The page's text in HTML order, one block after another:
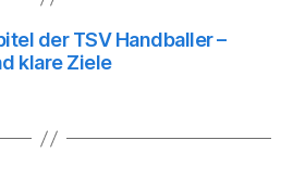
der TSV Handballer –
klare Ziele